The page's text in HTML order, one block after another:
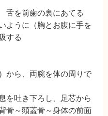
を前歯の裏にあてる
うに（胸とお腹に手を
する
から、両腕を体の周りで
を吐き下ろし、足芯から
骨～頭蓋骨～身体の前面